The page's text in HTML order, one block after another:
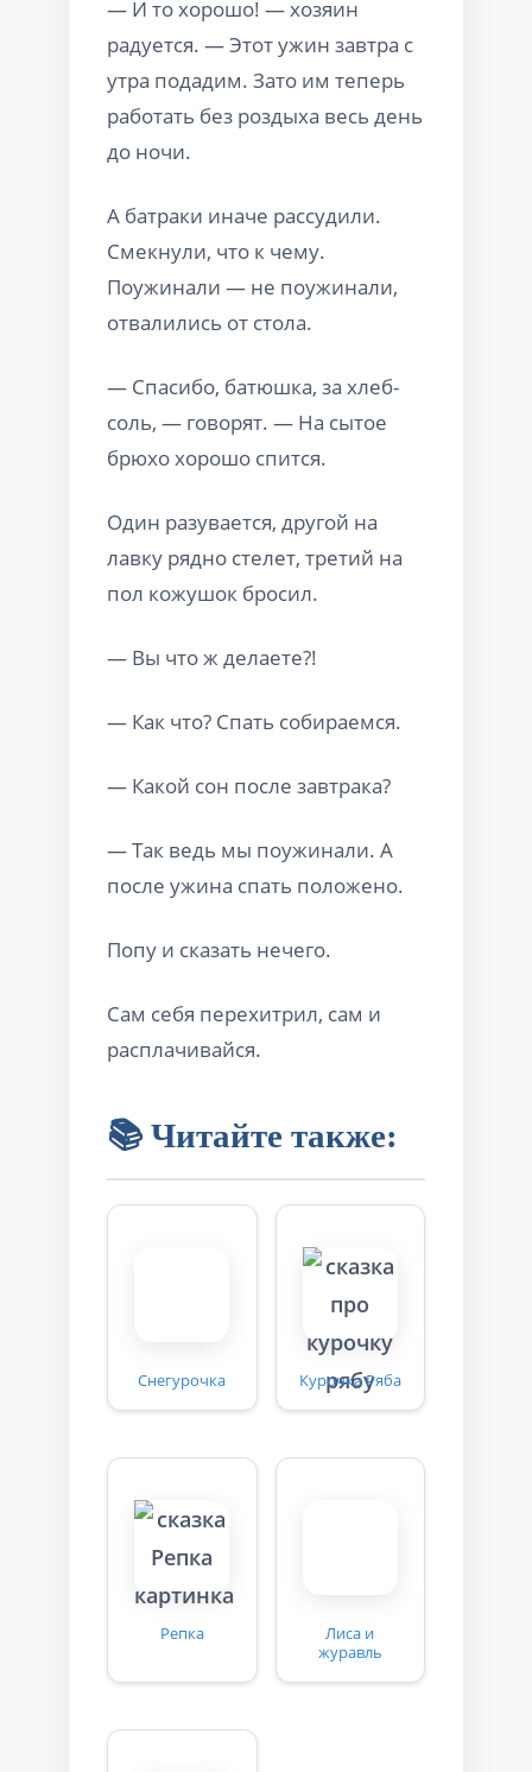
— И то хорошо! — хозяин
радуется. — Этот ужин завтра с
утра подадим. Зато им теперь
работать без роздыха весь день
до ночи.
А батраки иначе рассудили.
Смекнули, что к чему.
Поужинали — не поужинали,
отвалились от стола.
— Спасибо, батюшка, за хлеб-
соль, — говорят. — На сытое
брюхо хорошо спится.
Один разувается, другой на
лавку рядно стелет, третий на
пол кожушок бросил.
— Вы что ж делаете?!
— Как что? Спать собираемся.
— Какой сон после завтрака?
— Так ведь мы поужинали. А
после ужина спать положено.
Попу и сказать нечего.
Сам себя перехитрил, сам и
расплачивайся.
📚 Читайте также:
Снегурочка Курочка Ряба
Репка
Лиса и
журавль